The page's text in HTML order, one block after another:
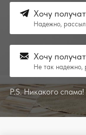
Хочу
Надежно,
Хочу
Не так надежно,
P.S. Никакого спама!